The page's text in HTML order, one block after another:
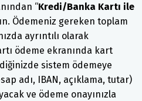
“Kredi/Banka Kartı ile
Ödemeniz gereken toplam
ayrıntılı olarak
ödeme ekranında kart
sistem ödemeye
adı, IBAN, açıklama, tutar)
ve ödeme onayınızla